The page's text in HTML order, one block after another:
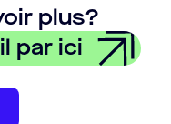
plus?
par ici